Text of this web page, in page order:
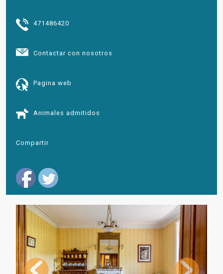
471486420
Contactar con nosotros
Pagina web
Animales admitidos
Compartir